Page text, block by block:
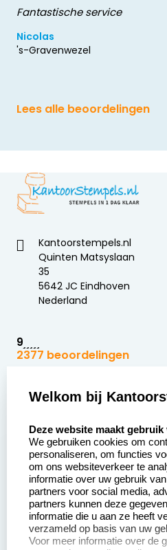
Fantastische service
Nicolas
's-Gravenwezel
Lees alle beoordelingen
Kantoorstempels.nl
Quinten Matsyslaan
35
5642 JC Eindhoven
Nederland
9
2377 beoordelingen
Zakelijk:
Aanvraag op maat
Betaling &
Verzending
Wederverkoper
worden
Sale
Welkom bij
Deze website maakt
We gebruiken cookies om
personaliseren, om functies
om ons websiteverkeer te
informatie over uw gebruik
partners voor social media,
partners kunnen deze
informatie die u aan ze heeft
verzameld op basis van uw
Voor meer informatie over de